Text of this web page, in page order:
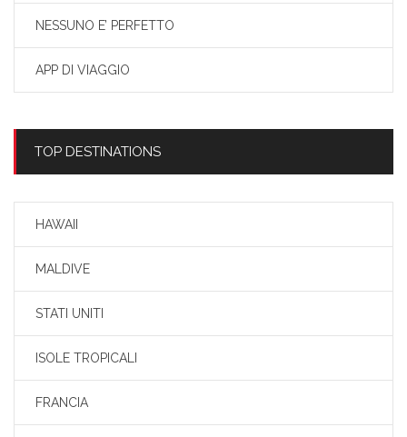
NESSUNO E’ PERFETTO
APP DI VIAGGIO
TOP DESTINATIONS
HAWAII
MALDIVE
STATI UNITI
ISOLE TROPICALI
FRANCIA